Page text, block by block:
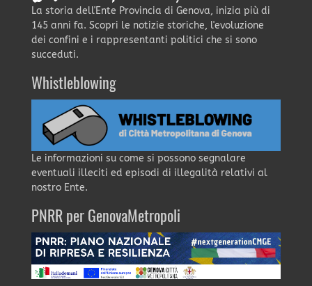
La storia dell'Ente Provincia di Genova, inizia più di
145 anni fa. Scopri le notizie storiche, l'evoluzione
dei confini e i rappresentanti politici che si sono
succeduti.
Whistleblowing
Le informazioni su come si possono segnalare
eventuali illeciti ed episodi di illegalità relativi al
nostro Ente.
PNRR per GenovaMetropoli